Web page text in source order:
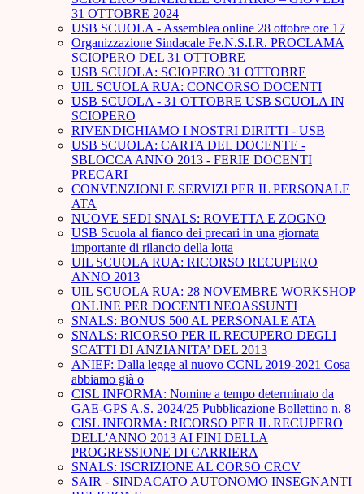
31 OTTOBRE 2024
USB SCUOLA - Assemblea online 28 ottobre ore 17
Organizzazione Sindacale Fe.N.S.I.R. PROCLAMA
SCIOPERO DEL 31 OTTOBRE
USB SCUOLA: SCIOPERO 31 OTTOBRE
UIL SCUOLA RUA: CONCORSO DOCENTI
USB SCUOLA - 31 OTTOBRE USB SCUOLA IN
SCIOPERO
RIVENDICHIAMO I NOSTRI DIRITTI - USB
USB SCUOLA: CARTA DEL DOCENTE -
SBLOCCA ANNO 2013 - FERIE DOCENTI
PRECARI
CONVENZIONI E SERVIZI PER IL PERSONALE
ATA
NUOVE SEDI SNALS: ROVETTA E ZOGNO
USB Scuola al fianco dei precari in una giornata
importante di rilancio della lotta
UIL SCUOLA RUA: RICORSO RECUPERO
ANNO 2013
UIL SCUOLA RUA: 28 NOVEMBRE WORKSHOP
ONLINE PER DOCENTI NEOASSUNTI
SNALS: BONUS 500 AL PERSONALE ATA
SNALS: RICORSO PER IL RECUPERO DEGLI
SCATTI DI ANZIANITA’ DEL 2013
ANIEF: Dalla legge al nuovo CCNL 2019-2021 Cosa
abbiamo già o
CISL INFORMA: Nomine a tempo determinato da
GAE-GPS A.S. 2024/25 Pubblicazione Bollettino n. 8
CISL INFORMA: RICORSO PER IL RECUPERO
DELL'ANNO 2013 AI FINI DELLA
PROGRESSIONE DI CARRIERA
SNALS: ISCRIZIONE AL CORSO CRCV
SAIR - SINDACATO AUTONOMO INSEGNANTI